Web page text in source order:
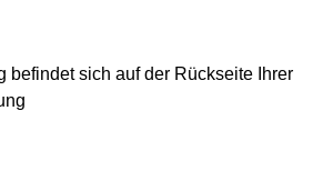
befindet sich auf der Rückseite Ihrer